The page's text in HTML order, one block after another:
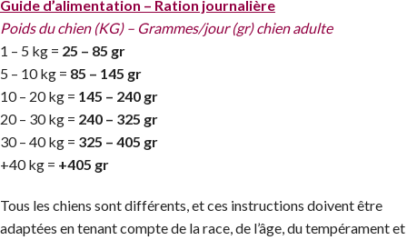
Guide d’alimentation – Ration journalière
Poids du chien (KG) – Grammes/jour (gr) chien adulte
1 – 5 kg = 25 – 85 gr
5 – 10 kg = 85 – 145 gr
10 – 20 kg = 145 – 240 gr
20 – 30 kg = 240 – 325 gr
30 – 40 kg = 325 – 405 gr
+40 kg = +405 gr
Tous les chiens sont différents, et ces instructions doivent être
adaptées en tenant compte de la race, de l’âge, du tempérament et